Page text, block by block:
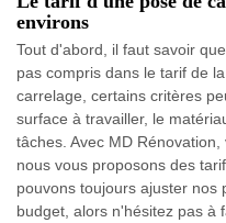
environs
Tout d'abord, il faut savoir
pas compris dans le tarif de
carrelage, certains critères
surface à travailler, le
tâches. Avec MD
nous vous proposons des
pouvons toujours ajuster nos
budget, alors n'hésitez pas à